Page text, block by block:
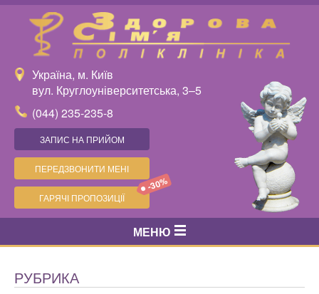
Україна, м. Київ
вул. Круглоуніверситетська, 3–5
(044) 235-235-8
ЗАПИС НА ПРИЙОМ
ПЕРЕДЗВОНИТИ МЕНІ
ГАРЯЧІ ПРОПОЗИЦІЇ
-30%
МЕНЮ
РУБРИКА